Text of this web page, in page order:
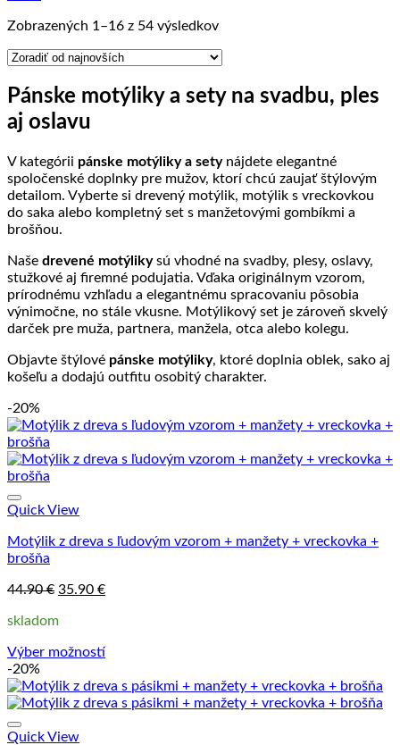
Zobrazených 1–16 z 54 výsledkovZoradené
najnovších
Pánske motýliky a sety na svadbu, ples
aj oslavu
V kategórii pánske motýliky a setynájdete elegantné
spoločenské doplnky pre mužov, ktorí chcú zaujať štýlovým
detailom. Vyberte si drevený motýlik, motýlik s vreckovkou
do saka alebo kompletný set s manžetovými gombíkmi a
brošňou.
Naše drevené motýlikysú vhodné na svadby, plesy, oslavy,
stužkové aj firemné podujatia. Vďaka originálnym vzorom,
prírodnému vzhľadu a elegantnému spracovaniu pôsobia
výnimočne, no stále vkusne. Motýlikový set je zároveň skvelý
darček pre muža, partnera, manžela, otca alebo kolegu.
Objavte štýlové pánske motýliky, ktoré doplnia oblek, sako aj
košeľu a dodajú outfitu osobitý charakter.
-20%
Quick View
Motýlik z dreva s ľudovým vzorom + manžety + vreckovka +
brošňa
44.90€ Pôvodná
bola:
35.90 €Aktuálna
skladom
Výber možností
Tento
produkt
má
viacero
variantov.
-20%
Quick View